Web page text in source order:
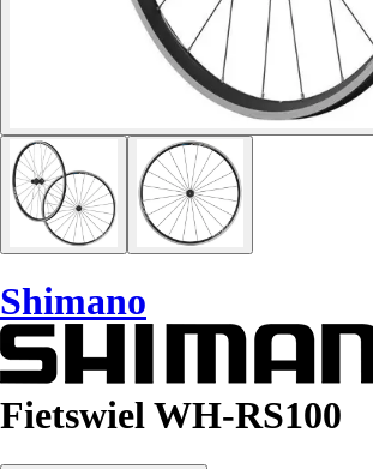
Shimano
Fietswiel WH-RS100